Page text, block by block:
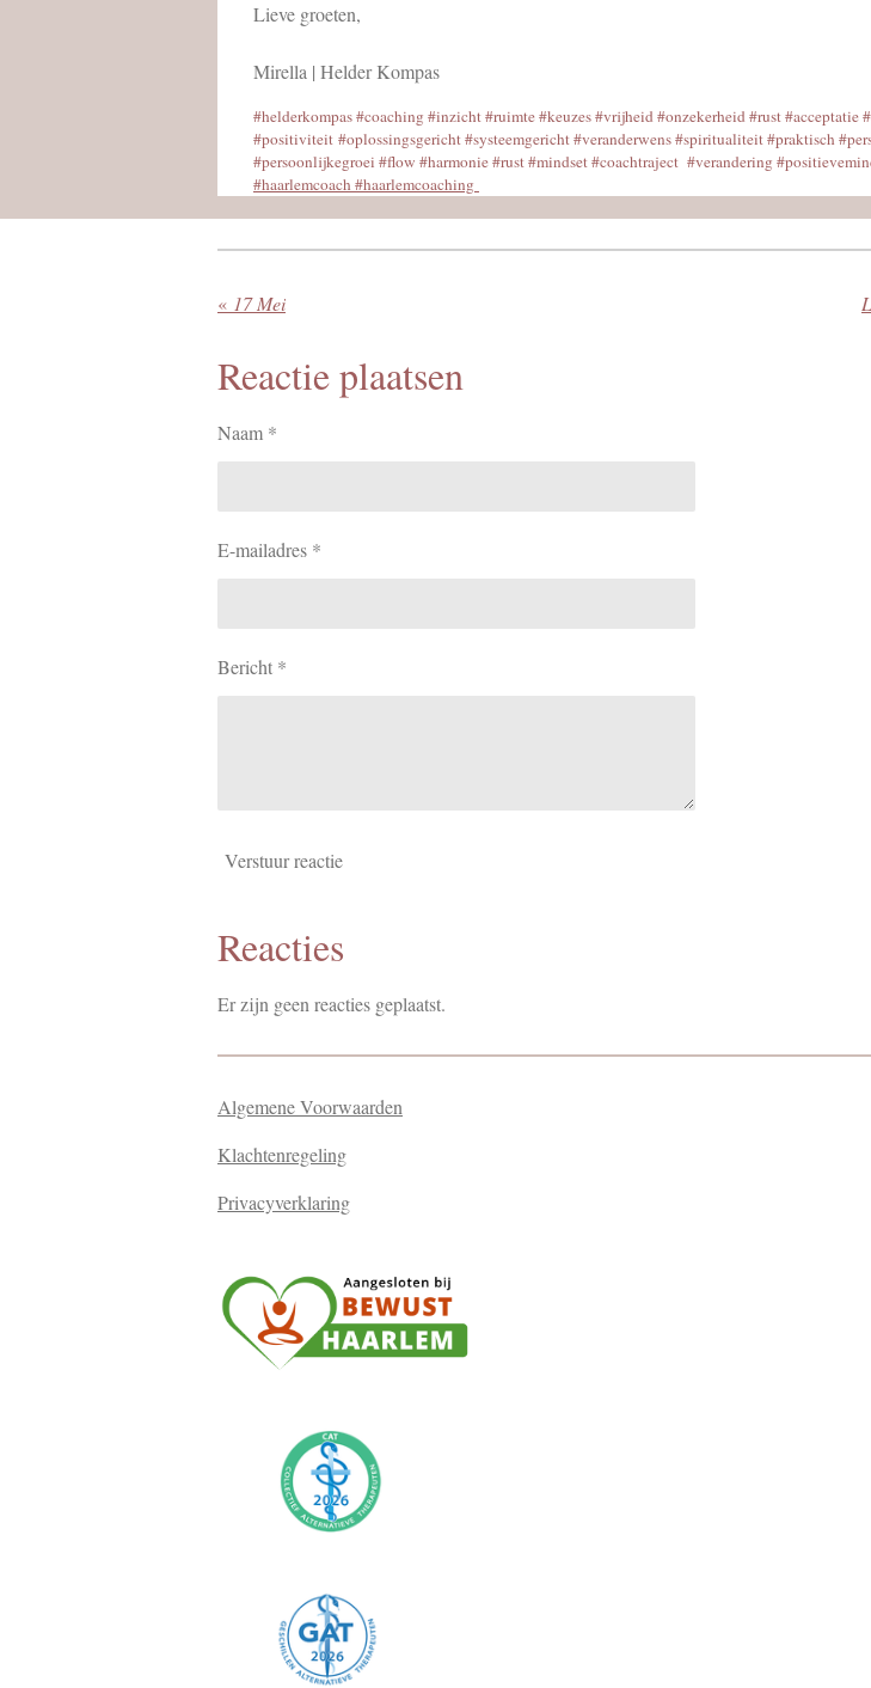
Lieve groeten,
Mirella | Helder Kompas
#helderkompas #coaching #inzicht #ruimte #keuzes #vrijheid #onzekerheid #rust
#positiviteit #oplossingsgericht #systeemgericht #veranderwens #spiritualiteit #praktisch
#persoonlijkegroei #flow #harmonie #rust #mindset #coachtraject #verandering
#haarlemcoach #haarlemcoaching
« 17 Mei
Reactie plaatsen
Naam *
E-mailadres *
Bericht *
Verstuur reactie
Reacties
Er zijn geen reacties geplaatst.
Algemene Voorwaarden
Klachtenregeling
Privacyverklaring